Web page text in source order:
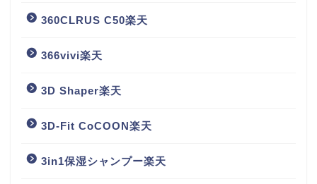
360CLRUS C50楽天
366vivi楽天
3D Shaper楽天
3D-Fit CoCOON楽天
3in1保湿シャンプー楽天